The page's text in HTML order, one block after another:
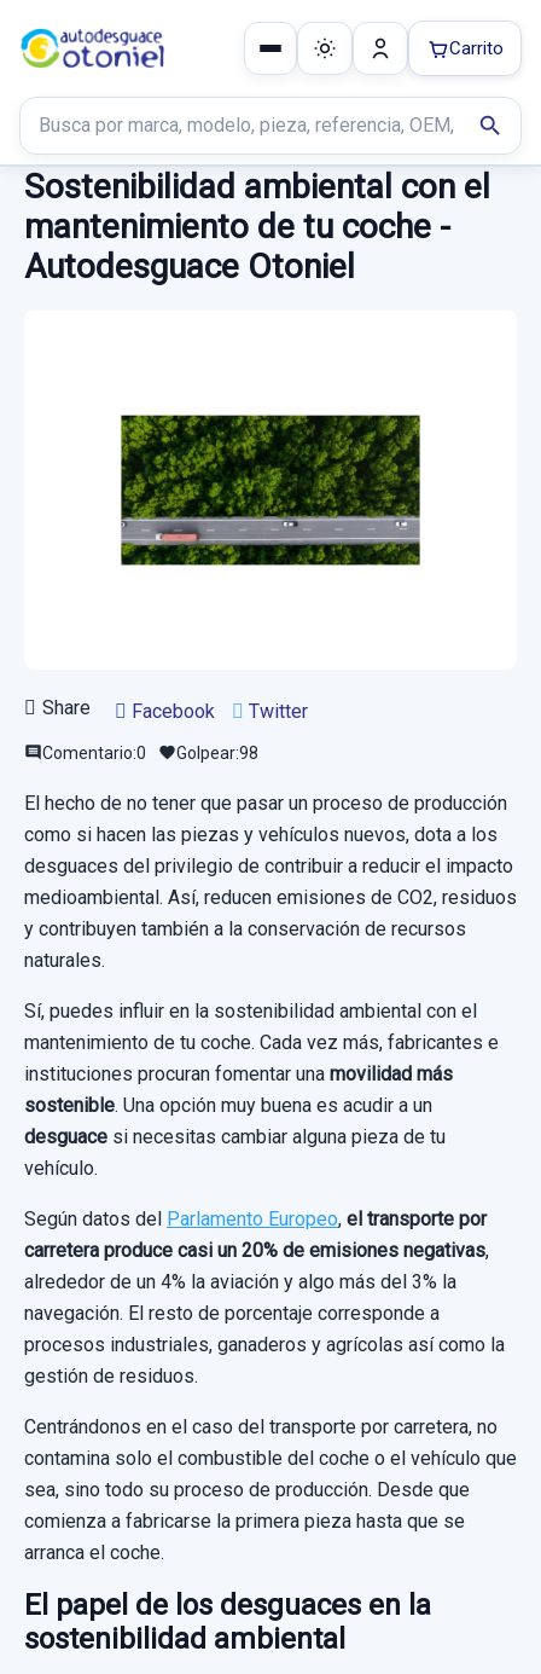
Buscar productos
search
Carrito
Sostenibilidad ambiental con el
mantenimiento de tu coche -
Autodesguace Otoniel
Share Facebook Twitter
comment Comentario:0 favoriteGolpear:98
El hecho de no tener que pasar un proceso de producción
como si hacen las piezas y vehículos nuevos, dota a los
desguaces del privilegio de contribuir a reducir el impacto
medioambiental. Así, reducen emisiones de CO2, residuos
y contribuyen también a la conservación de recursos
naturales.
Sí, puedes influir en la sostenibilidad ambiental con el
mantenimiento de tu coche. Cada vez más, fabricantes e
instituciones procuran fomentar una movilidad más
sostenible. Una opción muy buena es acudir a un
desguace si necesitas cambiar alguna pieza de tu
vehículo.
Según datos del Parlamento Europeo, el transporte por
carretera produce casi un 20% de emisiones negativas,
alrededor de un 4% la aviación y algo más del 3% la
navegación. El resto de porcentaje corresponde a
procesos industriales, ganaderos y agrícolas así como la
gestión de residuos.
Centrándonos en el caso del transporte por carretera, no
contamina solo el combustible del coche o el vehículo que
sea, sino todo su proceso de producción. Desde que
comienza a fabricarse la primera pieza hasta que se
arranca el coche.
El papel de los desguaces en la
sostenibilidad ambiental